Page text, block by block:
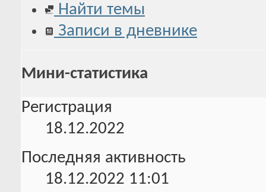
Найти темы
Записи в дневнике
Мини-статистика
Регистрация
18.12.2022
Последняя активность
18.12.2022 11:01